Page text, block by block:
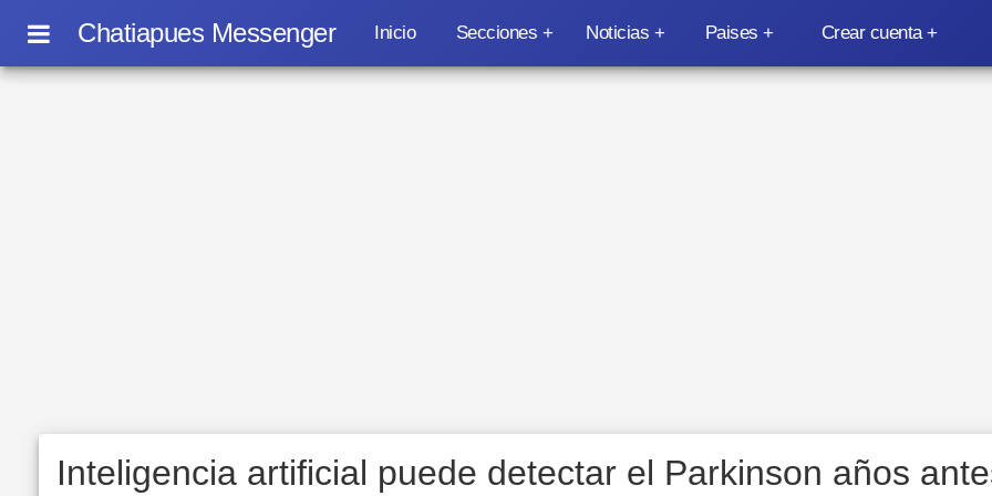
Chatiapues Messenger Inicio Secciones Noticias Paises Crear cuenta
Inteligencia artificial puede detectar el Parkinson años